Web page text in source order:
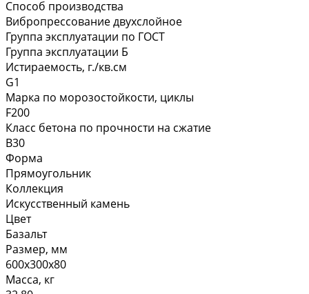
Способ производства
Вибропрессование двухслойное
Группа эксплуатации по ГОСТ
Группа эксплуатации Б
Истираемость, г./кв.см
G1
Марка по морозостойкости, циклы
F200
Класс бетона по прочности на сжатие
В30
Форма
Прямоугольник
Коллекция
Искусственный камень
Цвет
Базальт
Размер, мм
600х300х80
Масса, кг